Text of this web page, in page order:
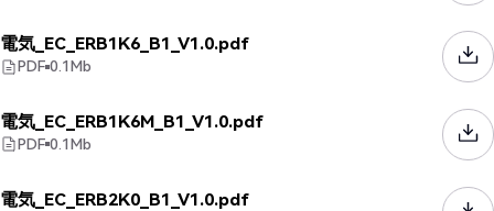
電気_EC_ERB1K6_B1_V1.0.pdf
PDF 0.1Mb
電気_EC_ERB1K6M_B1_V1.0.pdf
PDF 0.1Mb
電気_EC_ERB2K0_B1_V1.0.pdf